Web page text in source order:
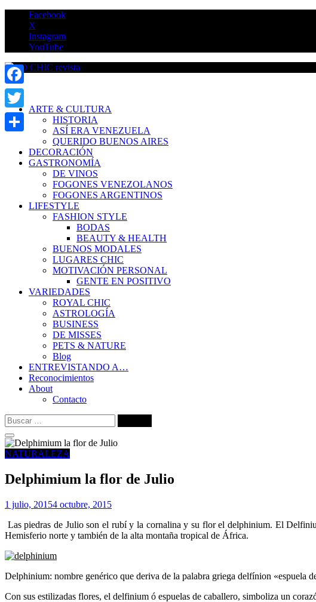
contenido
Facebook
X
Instagram
YouTube
LO CHIC revista
ARTE & CULTURA
HISTORIA
ASÍ ERA VENEZUELA
QUERIDO BUENOS AIRES
DECORACIÓN
GASTRONOMÍA
DE VINOS
FOGONES VENEZOLANOS
FOGONES ARGENTINOS
LIFESTYLE
FASHION STYLE
BODAS
BEAUTY & HEALTH
BUENOS MODALES
LUGARES CHIC
MOTIVACIÓN PERSONAL
GENTE EN POSITIVO
VARIEDADES
ROYAL CHIC
ASTROLOGÍA
BUSINESS
DE MISSES
PETS & NATURE
Blog
ENTREVISTANDO A…
Reconocimientos
About
Contacto
Buscar:
NATURALEZA
Delphimium la flor de Julio
1 julio, 20154 octubre, 2015
Las piedras de Julio son el rubí y la cornalina y su flor el delphinium. El
Hemisferio norte y también de la alta montaña tropical de África.
Delphinium: nombre genérico que deriva de la palabra griega delfínion «espuela
Con sus estilizadas flores, el delfinium ó espuelas de caballero, simboliza un
Facebook
Twitter
Compartir